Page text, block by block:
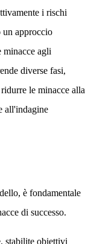
i rischi
un approccio
minacce agli
diverse fasi,
le minacce alla
all'indagine
è fondamentale
di successo.
stabilite obiettivi